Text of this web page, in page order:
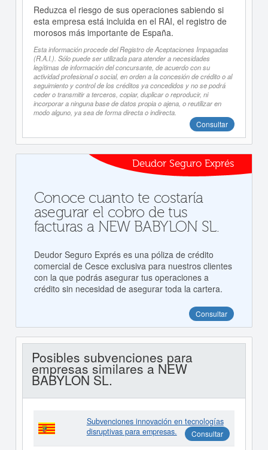
Reduzca el riesgo de sus operaciones sabiendo si
esta empresa está incluida en el RAI, el registro de
morosos más importante de España.
Esta información procede del Registro de Aceptaciones Impagadas
(R.A.I.). Sólo puede ser utilizada para atender a necesidades
legítimas de información del concursante, de acuerdo con su
actividad profesional o social, en orden a la concesión de crédito o al
seguimiento y control de los créditos ya concedidos y no se podrá
ceder o transmitir a terceros, copiar, duplicar o reproducir, ni
incorporar a ninguna base de datos propia o ajena, o reutilizar en
modo alguno, ya sea de forma directa o indirecta.
Consultar
Deudor Seguro Exprés
Conoce cuanto te costaría
asegurar el cobro de tus
facturas a NEW BABYLON SL.
Deudor Seguro Exprés es una póliza de crédito
comercial de Cesce exclusiva para nuestros clientes
con la que podrás asegurar tus operaciones a
crédito sin necesidad de asegurar toda la cartera.
Consultar
Posibles subvenciones para
empresas similares a NEW
BABYLON SL.
Subvenciones innovación en tecnologías
disruptivas para empresas.
Consultar